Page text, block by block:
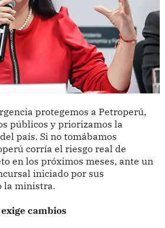
protegemos a Petroperú,
públicos y priorizamos la
país. Si no tomábamos
corría el riesgo real de
en los próximos meses, ante un
iniciado por sus
la ministra.
cambios